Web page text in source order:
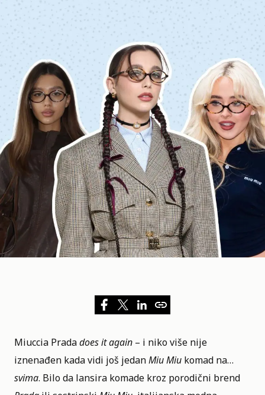
Miuccia Pradadoes it again – i niko više nije
iznenađen kada vidi još jedanMiu Miu komad na…
svima. Bilo da lansira komade kroz porodični brend